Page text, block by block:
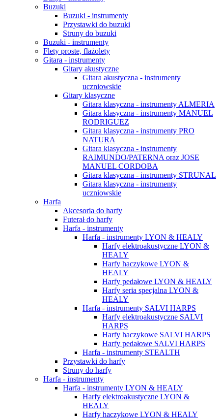
Buzuki
Buzuki - instrumenty
Przystawki do buzuki
Struny do buzuki
Buzuki - instrumenty
Flety proste, flażolety
Gitara - instrumenty
Gitary akustyczne
Gitara akustyczna - instrumenty
uczniowskie
Gitary klasyczne
Gitara klasyczna - instrumenty ALMERIA
Gitara klasyczna - instrumenty MANUEL
RODRIGUEZ
Gitara klasyczna - instrumenty PRO
NATURA
Gitara klasyczna - instrumenty
RAIMUNDO/PATERNA oraz JOSE
MANUEL CORDOBA
Gitara klasyczna - instrumenty STRUNAL
Gitara klasyczna - instrumenty
uczniowskie
Harfa
Akcesoria do harfy
Futerał do harfy
Harfa - instrumenty
Harfa - instrumenty LYON & HEALY
Harfy elektroakustyczne LYON &
HEALY
Harfy haczykowe LYON &
HEALY
Harfy pedałowe LYON & HEALY
Harfy seria specjalna LYON &
HEALY
Harfa - instrumenty SALVI HARPS
Harfy elektroakustyczne SALVI
HARPS
Harfy haczykowe SALVI HARPS
Harfy pedałowe SALVI HARPS
Harfa - instrumenty STEALTH
Przystawki do harfy
Struny do harfy
Harfa - instrumenty
Harfa - instrumenty LYON & HEALY
Harfy elektroakustyczne LYON &
HEALY
Harfy haczykowe LYON & HEALY